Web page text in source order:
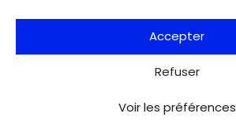
Accepter
Refuser
Voir les préférences
Archéologia